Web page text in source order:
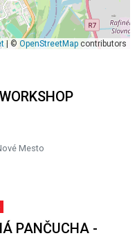
| © OpenStreetMap contributors
Mesto
PANČUCHA -